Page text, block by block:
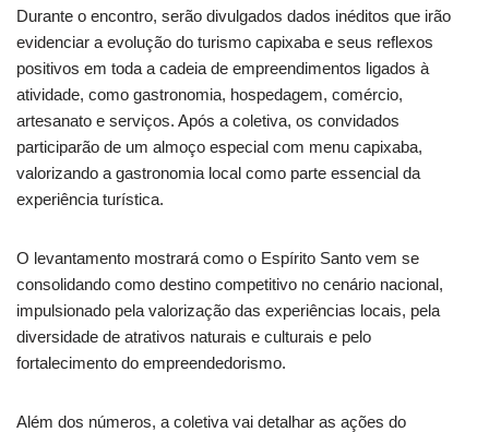
Durante o encontro, serão divulgados dados inéditos que irão
evidenciar a evolução do turismo capixaba e seus reflexos
positivos em toda a cadeia de empreendimentos ligados à
atividade, como gastronomia, hospedagem, comércio,
artesanato e serviços. Após a coletiva, os convidados
participarão de um almoço especial com menu capixaba,
valorizando a gastronomia local como parte essencial da
experiência turística.
O levantamento mostrará como o Espírito Santo vem se
consolidando como destino competitivo no cenário nacional,
impulsionado pela valorização das experiências locais, pela
diversidade de atrativos naturais e culturais e pelo
fortalecimento do empreendedorismo.
Além dos números, a coletiva vai detalhar as ações do